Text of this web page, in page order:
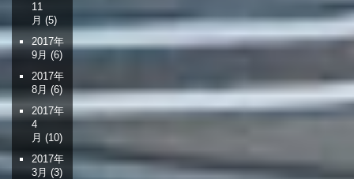
11
月 (5)
2017年
9月 (6)
2017年
8月 (6)
2017年
4
月 (10)
2017年
3月 (3)